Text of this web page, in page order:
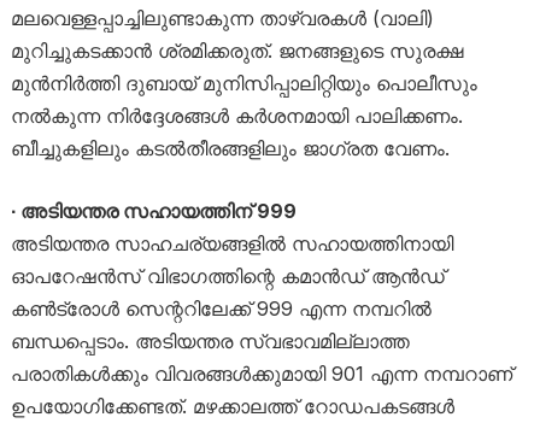
മലവെള്ളപ്പാച്ചിലുണ്ടാകുന്ന താഴ്വരകൾ (വാലി)
മുറിച്ചുകടക്കാൻ ശ്രമിക്കരുത്. ജനങ്ങളുടെ സുരക്ഷ
മുൻനിർത്തി ദുബായ് മുനിസിപ്പാലിറ്റിയും പൊലീസും
നൽകുന്ന നിർദ്ദേശങ്ങൾ കർശനമായി പാലിക്കണം.
ബീച്ചുകളിലും കടൽതീരങ്ങളിലും ജാഗ്രത വേണം.
∙ അടിയന്തര സഹായത്തിന് 999
അടിയന്തര സാഹചര്യങ്ങളിൽ സഹായത്തിനായി
ഓപറേഷൻസ് വിഭാഗത്തിന്റെ കമാൻഡ് ആൻഡ്
കൺട്രോൾ സെന്ററിലേക്ക് 999 എന്ന നമ്പറിൽ
ബന്ധപ്പെടാം. അടിയന്തര സ്വഭാവമില്ലാത്ത
പരാതികൾക്കും വിവരങ്ങൾക്കുമായി 901 എന്ന നമ്പറാണ്
ഉപയോഗിക്കേണ്ടത്. മഴക്കാലത്ത് റോഡപകടങ്ങൾ